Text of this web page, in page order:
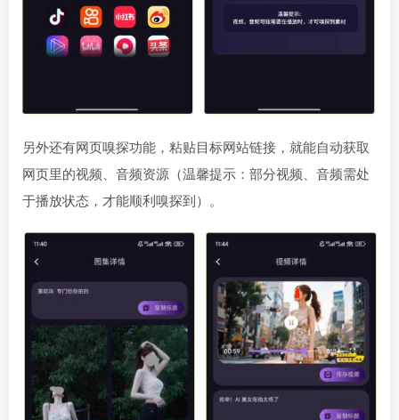
另外还有网页嗅探功能，粘贴目标网站链接，就能自动获取
网页里的视频、音频资源（温馨提示：部分视频、音频需处
于播放状态，才能顺利嗅探到）。